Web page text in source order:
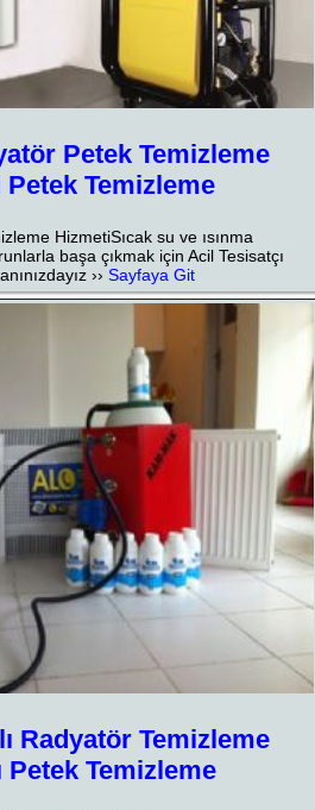
Petek Temizleme
Temizleme
HizmetiSıcak su ve ısınma
başa çıkmak için Acil Tesisatçı
››Sayfaya Git
Radyatör Temizleme
Petek Temizleme